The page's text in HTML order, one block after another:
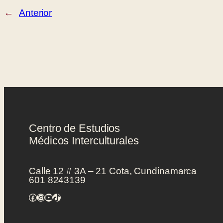
← Anterior
Centro de Estudios
Médicos Interculturales
Calle 12 # 3A – 21 Cota, Cundinamarca
601 8243139
Facebook InstagramYouTube TikTok